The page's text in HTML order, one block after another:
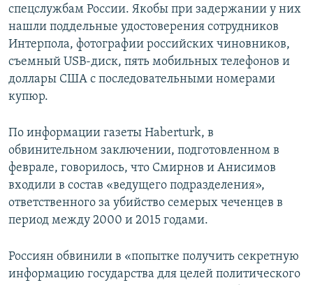
спецслужбам России. Якобы при задержании у них
нашли поддельные удостоверения сотрудников
Интерпола, фотографии российских чиновников,
съемный USB-диск, пять мобильных телефонов и
доллары США с последовательными номерами
купюр.
По информации газеты Haberturk, в
обвинительном заключении, подготовленном в
феврале, говорилось, что Смирнов и Анисимов
входили в состав «ведущего подразделения»,
ответственного за убийство семерых чеченцев в
период между 2000 и 2015 годами.
Россиян обвинили в «попытке получить секретную
информацию государства для целей политического